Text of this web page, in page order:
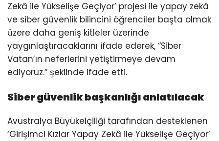
Zekâ ile Yükselişe Geçiyor’ projesi ile yapay zekâ
ve siber güvenlik bilincini öğrenciler başta olmak
üzere daha geniş kitleler üzerinde
yaygınlaştıracaklarını ifade ederek, “Siber
Vatan’ın neferlerini yetiştirmeye devam
ediyoruz.” şeklinde ifade etti.
Siber güvenlik başkanlığı anlatılacak
Avustralya Büyükelçiliği tarafından desteklenen
‘Girişimci Kızlar Yapay Zekâ ile Yükselişe Geçiyor’